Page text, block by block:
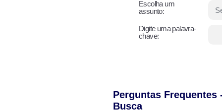
Escolha um
assunto:
Digite uma palavra-
chave:
Perguntas Frequentes
Busca